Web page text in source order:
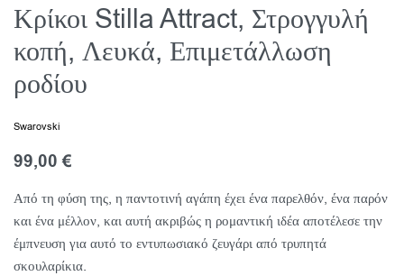
Κρίκοι Stilla Attract, Στρογγυλή
κοπή, Λευκά, Επιμετάλλωση
ροδίου
Swarovski
99,00€
Από τη φύση της, η παντοτινή αγάπη έχει ένα παρελθόν, ένα παρόν
και ένα μέλλον, και αυτή ακριβώς η ρομαντική ιδέα αποτέλεσε την
έμπνευση για αυτό το εντυπωσιακό ζευγάρι από τρυπητά
σκουλαρίκια.